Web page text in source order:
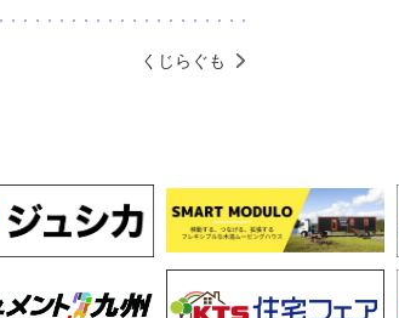
くじらぐも